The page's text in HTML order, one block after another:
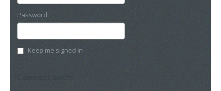
Password:
Keep me signed in